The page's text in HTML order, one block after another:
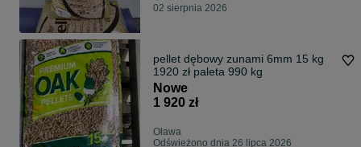
02 sierpnia 2026
pellet dębowy zunami 6mm 15 kg
1920 zł paleta 990 kg
Nowe
1 920 zł
Oława
Odświeżono dnia 26 lipca 2026